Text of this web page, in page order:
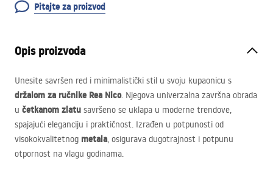
Pitajte za proizvod
Opis proizvoda
Unesite savršen red i minimalistički stil u svoju kupaonicu s
držalom za ručnike Rea Nico. Njegova univerzalna završna obrada
u četkanom zlatu savršeno se uklapa u moderne trendove,
spajajući eleganciju i praktičnost. Izrađen u potpunosti od
visokokvalitetnog metala, osigurava dugotrajnost i potpunu
otpornost na vlagu godinama.